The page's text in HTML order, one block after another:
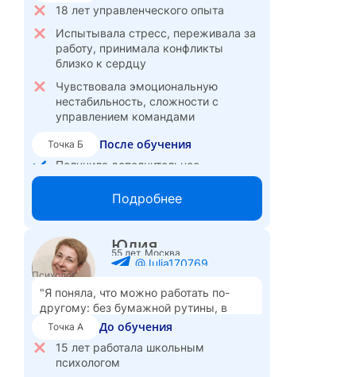
18 лет управленческого опыта
Испытывала стресс, переживала за
работу, принимала конфликты
близко к сердцу
Чувствовала эмоциональную
нестабильность, сложности с
управлением командами
Точка Б После обучения
Получила дополнительное
образование в психологии, начала
использовать знания в работе
Стабилизировала эмоциональное
Улучшила систему наставничества в
компании, помогаю адаптировать
новичков, выстраивать эффективные
команды.
Спокойнее реагирую на рабочие
взаимодействием с заказчиками
Подробнее
Юлия
55 лет, Москва
@Julia170769
Психолог
"Я поняла, что можно работать по-
другому: без бумажной рутины, в
свободном графике и с реальной
пользой для людей."
Точка А До обучения
15 лет работала школьным
психологом